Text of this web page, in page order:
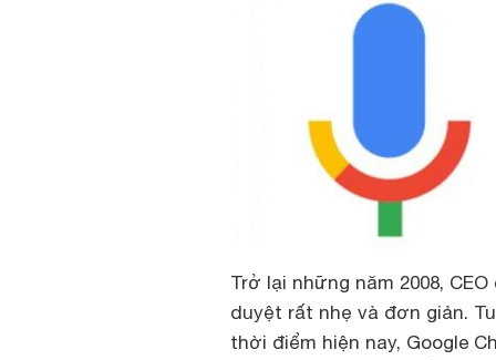
Trở lại những năm 2008,
duyệt rất nhẹ và đơn giản.
thời điểm hiện nay, Google